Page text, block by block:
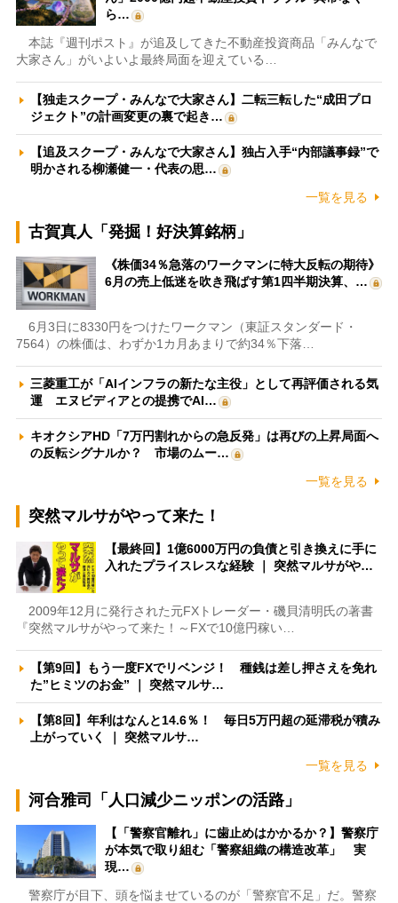
ら…
本誌『週刊ポスト』が追及してきた不動産投資商品「みんなで
大家さん」がいよいよ最終局面を迎えている…
【独走スクープ・みんなで大家さん】二転三転した“成田プロ
ジェクト”の計画変更の裏で起き…
【追及スクープ・みんなで大家さん】独占入手“内部議事録”で
明かされる柳瀬健一・代表の思…
一覧を見る
古賀真人「発掘！好決算銘柄」
《株価34％急落のワークマンに特大反転の期待》
6月の売上低迷を吹き飛ばす第1四半期決算、…
6月3日に8330円をつけたワークマン（東証スタンダード・
7564）の株価は、わずか1カ月あまりで約34％下落…
三菱重工が「AIインフラの新たな主役」として再評価される気
運 エヌビディアとの提携でAI…
キオクシアHD「7万円割れからの急反発」は再びの上昇局面へ
の反転シグナルか？ 市場のムー…
一覧を見る
突然マルサがやって来た！
【最終回】1億6000万円の負債と引き換えに手に
入れたプライスレスな経験 ｜ 突然マルサがや…
2009年12月に発行された元FXトレーダー・磯貝清明氏の著書
『突然マルサがやって来た！～FXで10億円稼い…
【第9回】もう一度FXでリベンジ！ 種銭は差し押さえを免れ
た”ヒミツのお金” ｜ 突然マルサ…
【第8回】年利はなんと14.6％！ 毎日5万円超の延滞税が積み
上がっていく ｜ 突然マルサ…
一覧を見る
河合雅司「人口減少ニッポンの活路」
【「警察官離れ」に歯止めはかかるか？】警察庁
が本気で取り組む「警察組織の構造改革」 実
現…
警察庁が目下、頭を悩ませているのが「警察官不足」だ。警察